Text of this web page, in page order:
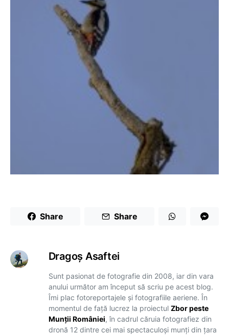
Share Share
Dragoş Asaftei
Sunt pasionat de fotografie din 2008, iar din vara
anului următor am început să scriu pe acest blog.
Îmi plac fotoreportajele și fotografiile aeriene. În
momentul de față lucrez la proiectul Zbor peste
Munții României, în cadrul căruia fotografiez din
dronă 12 dintre cei mai spectaculoși munți din țara